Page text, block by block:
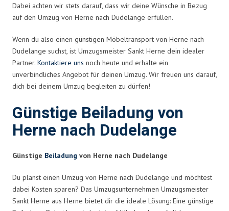
Dabei achten wir stets darauf, dass wir deine Wünsche in Bezug
auf den Umzug von Herne nach Dudelange erfüllen.
Wenn du also einen günstigen Möbeltransport von Herne nach
Dudelange suchst, ist Umzugsmeister Sankt Herne dein idealer
Partner. Kontaktiere uns noch heute und erhalte ein
unverbindliches Angebot für deinen Umzug. Wir freuen uns darauf,
dich bei deinem Umzug begleiten zu dürfen!
Günstige Beiladung von
Herne nach Dudelange
Günstige Beiladung von Herne nach Dudelange
Du planst einen Umzug von Herne nach Dudelange und möchtest
dabei Kosten sparen? Das Umzugsunternehmen Umzugsmeister
Sankt Herne aus Herne bietet dir die ideale Lösung: Eine günstige